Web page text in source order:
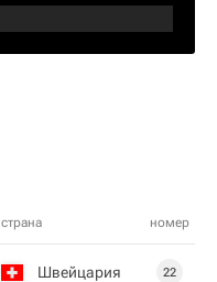
страна номер
Швейцария 22